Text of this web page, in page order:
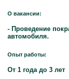
О вакансии:
- Проведение
автомобиля.
Опыт работы:
От 1 года до 3 лет